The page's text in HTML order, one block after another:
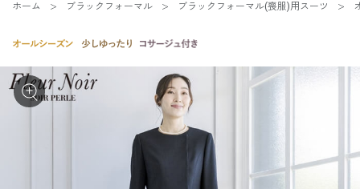
ホーム ブラックフォーマル ブラックフォーマル(喪服)用スーツ